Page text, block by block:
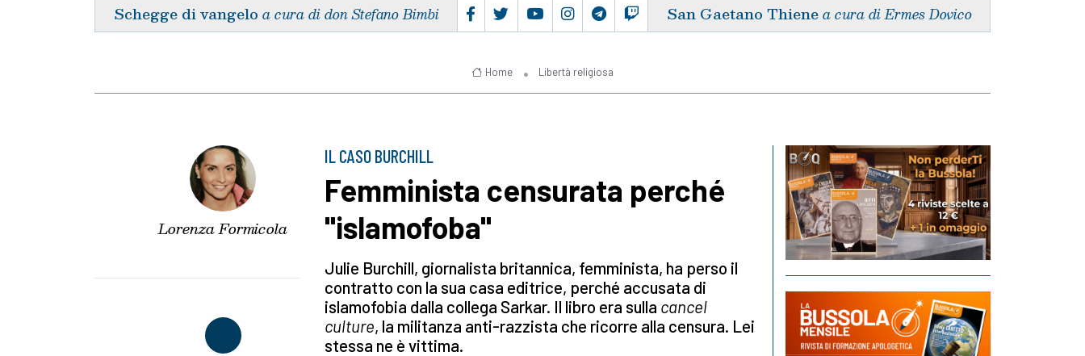
Schegge di vangelo a cura di don Stefano Bimbi San Gaetano Thiene a cura di Ermes Dovico
Home Libertà religiosa
Lorenza Formicola
IL CASO BURCHILL
Femminista censurata perché
"islamofoba"
Julie Burchill, giornalista britannica, femminista, ha perso il
contratto con la sua casa editrice, perché accusata di
islamofobia dalla collega Sarkar. Il libro era sulla cancel
culture, la militanza anti-razzista che ricorre alla censura. Lei
stessa ne è vittima.